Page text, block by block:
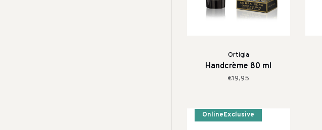
Ortigia
Handcrème 80 ml
€19,95
OnlineExclusive